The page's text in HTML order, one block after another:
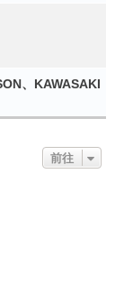
、KAWASAKI
前往